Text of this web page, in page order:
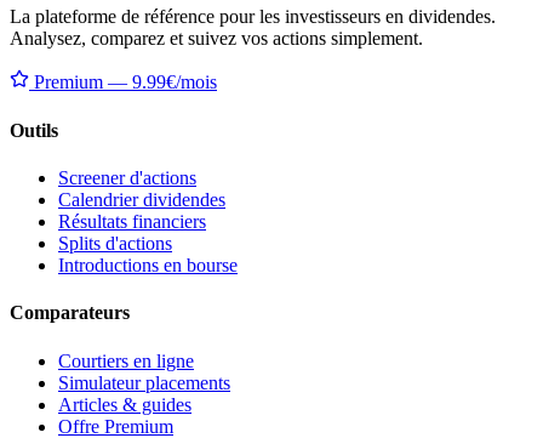
La plateforme de référence pour les investisseurs en dividendes.
Analysez, comparez et suivez vos actions simplement.
Premium — 9.99€/mois
Outils
Screener d'actions
Calendrier dividendes
Résultats financiers
Splits d'actions
Introductions en bourse
Comparateurs
Courtiers en ligne
Simulateur placements
Articles & guides
Offre Premium